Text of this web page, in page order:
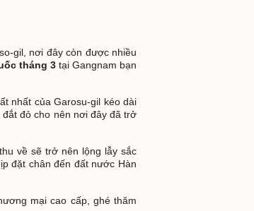
gil, nơi đây còn được nhiều
tháng 3 tại Gangnam bạn
nhất của Garosu-gil kéo dài
đỏ cho nên nơi đây đã trở
về sẽ trở nên lộng lẫy sắc
đặt chân đến đất nước Hàn
mại cao cấp, ghé thăm